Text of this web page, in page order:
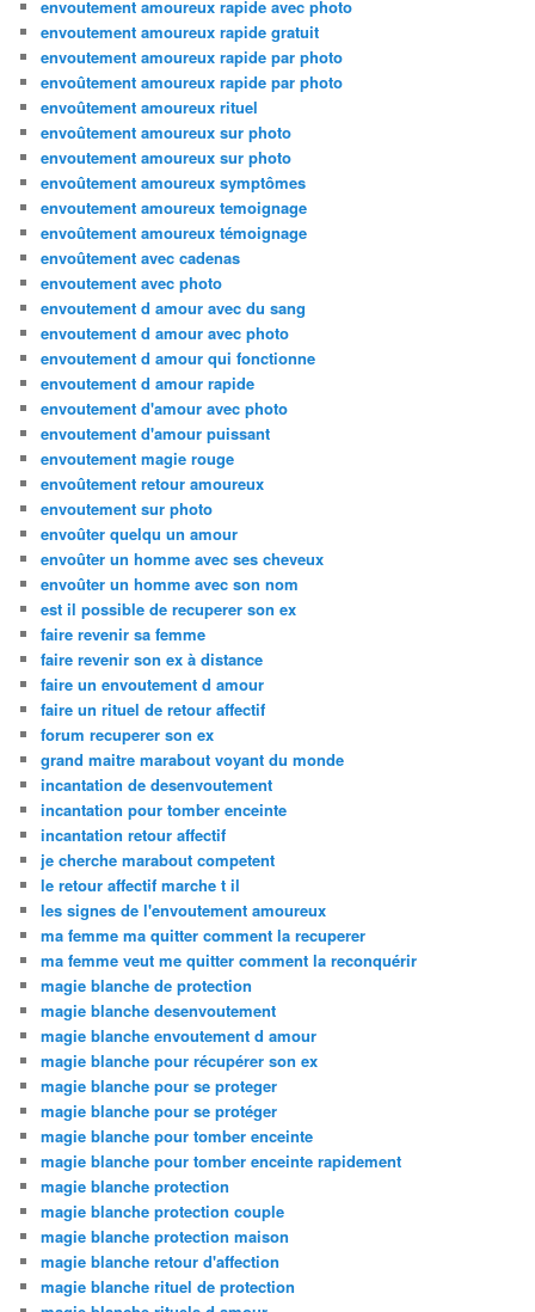
envoutement amoureux rapide avec photo
envoutement amoureux rapide gratuit
envoutement amoureux rapide par photo
envoûtement amoureux rapide par photo
envoûtement amoureux rituel
envoûtement amoureux sur photo
envoutement amoureux sur photo
envoûtement amoureux symptômes
envoutement amoureux temoignage
envoûtement amoureux témoignage
envoûtement avec cadenas
envoutement avec photo
envoutement d amour avec du sang
envoutement d amour avec photo
envoutement d amour qui fonctionne
envoutement d amour rapide
envoutement d'amour avec photo
envoutement d'amour puissant
envoutement magie rouge
envoûtement retour amoureux
envoutement sur photo
envoûter quelqu un amour
envoûter un homme avec ses cheveux
envoûter un homme avec son nom
est il possible de recuperer son ex
faire revenir sa femme
faire revenir son ex à distance
faire un envoutement d amour
faire un rituel de retour affectif
forum recuperer son ex
grand maitre marabout voyant du monde
incantation de desenvoutement
incantation pour tomber enceinte
incantation retour affectif
je cherche marabout competent
le retour affectif marche t il
les signes de l'envoutement amoureux
ma femme ma quitter comment la recuperer
ma femme veut me quitter comment la reconquérir
magie blanche de protection
magie blanche desenvoutement
magie blanche envoutement d amour
magie blanche pour récupérer son ex
magie blanche pour se proteger
magie blanche pour se protéger
magie blanche pour tomber enceinte
magie blanche pour tomber enceinte rapidement
magie blanche protection
magie blanche protection couple
magie blanche protection maison
magie blanche retour d'affection
magie blanche rituel de protection